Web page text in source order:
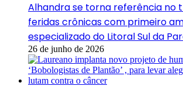
Alhandra se torna referência no
feridas crônicas com primeiro
especializado do Litoral Sul da
26 de junho de 2026